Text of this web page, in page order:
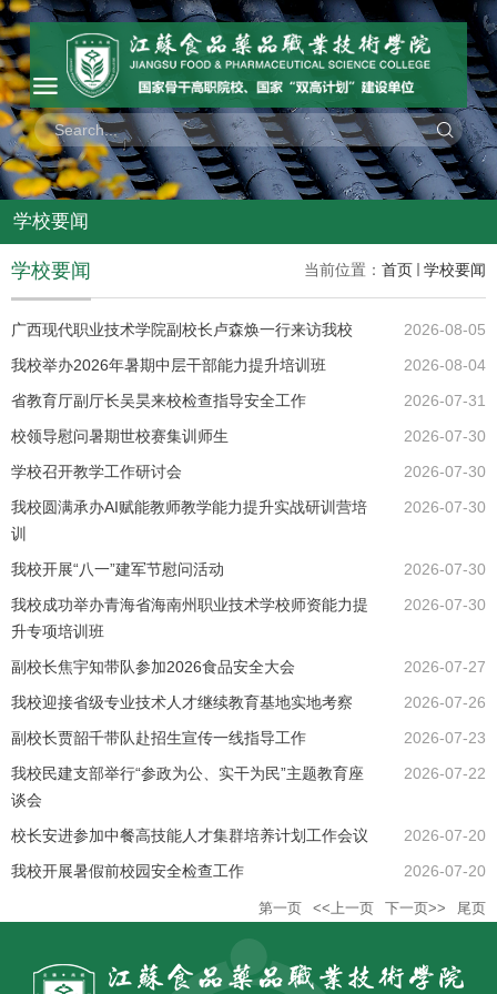
学校要闻
当前位置： 首页 学校要闻
学校要闻
广西现代职业技术学院副校长卢森焕一行来访我校
2026-08-05
我校举办2026年暑期中层干部能力提升培训班
2026-08-04
省教育厅副厅长吴昊来校检查指导安全工作
2026-07-31
校领导慰问暑期世校赛集训师生
2026-07-30
学校召开教学工作研讨会
2026-07-30
我校圆满承办AI赋能教师教学能力提升实战研训营培
训
2026-07-30
我校开展“八一”建军节慰问活动
2026-07-30
我校成功举办青海省海南州职业技术学校师资能力提
升专项培训班
2026-07-30
副校长焦宇知带队参加2026食品安全大会
2026-07-27
我校迎接省级专业技术人才继续教育基地实地考察
2026-07-26
副校长贾韶千带队赴招生宣传一线指导工作
2026-07-23
我校民建支部举行“参政为公、实干为民”主题教育座
谈会
2026-07-22
校长安进参加中餐高技能人才集群培养计划工作会议
2026-07-20
我校开展暑假前校园安全检查工作
2026-07-20
第一页 <<上一页 下一页>> 尾页